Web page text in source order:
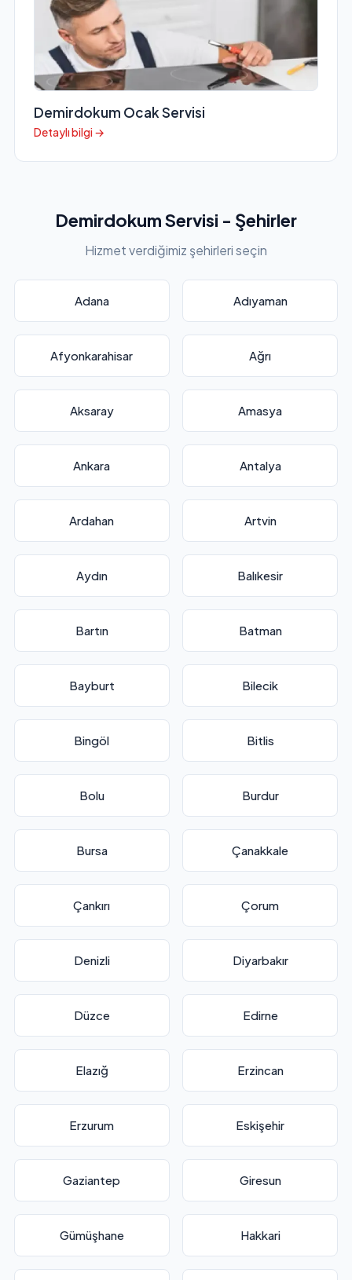
Demirdokum Ocak Servisi
Detaylı bilgi →
Demirdokum Servisi - Şehirler
Hizmet verdiğimiz şehirleri seçin
Adana Adıyaman
Afyonkarahisar Ağrı
Aksaray Amasya
Ankara Antalya
Ardahan Artvin
Aydın Balıkesir
Bartın Batman
Bayburt Bilecik
Bingöl Bitlis
Bolu Burdur
Bursa Çanakkale
Çankırı Çorum
Denizli Diyarbakır
Düzce Edirne
Elazığ Erzincan
Erzurum Eskişehir
Gaziantep Giresun
Gümüşhane Hakkari